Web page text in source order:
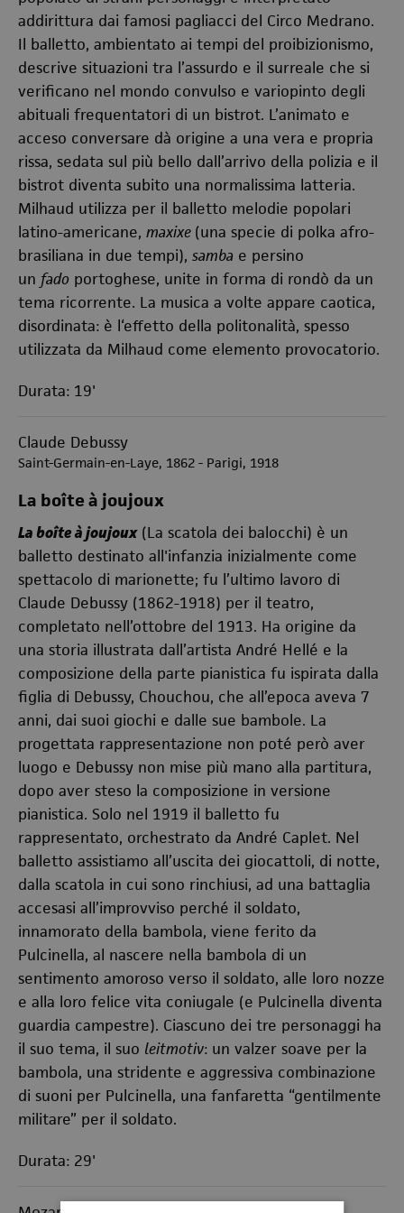
addirittura dai famosi pagliacci del Circo Medrano.
Il balletto, ambientato ai tempi del proibizionismo,
descrive situazioni tra l’assurdo e il surreale che si
verificano nel mondo convulso e variopinto degli
abituali frequentatori di un bistrot. L’animato e
acceso conversare dà origine a una vera e propria
rissa, sedata sul più bello dall’arrivo della polizia e il
bistrot diventa subito una normalissima latteria.
Milhaud utilizza per il balletto melodie popolari
latino-americane, maxixe (una specie di polka afro-
brasiliana in due tempi), samba e persino
un fado portoghese, unite in forma di rondò da un
tema ricorrente. La musica a volte appare caotica,
disordinata: è l‘effetto della politonalità, spesso
utilizzata da Milhaud come elemento provocatorio.
Durata: 19'
Claude Debussy
Saint-Germain-en-Laye, 1862 - Parigi, 1918
La boîte à joujoux
La boîte à joujoux(La scatola dei balocchi) è un
balletto destinato all'infanzia inizialmente come
spettacolo di marionette; fu l’ultimo lavoro di
Claude Debussy (1862-1918) per il teatro,
completato nell’ottobre del 1913. Ha origine da
una storia illustrata dall’artista André Hellé e la
composizione della parte pianistica fu ispirata dalla
figlia di Debussy, Chouchou, che all’epoca aveva 7
anni, dai suoi giochi e dalle sue bambole. La
progettata rappresentazione non poté però aver
luogo e Debussy non mise più mano alla partitura,
dopo aver steso la composizione in versione
pianistica. Solo nel 1919 il balletto fu
rappresentato, orchestrato da André Caplet. Nel
balletto assistiamo all’uscita dei giocattoli, di notte,
dalla scatola in cui sono rinchiusi, ad una battaglia
accesasi all’improvviso perché il soldato,
innamorato della bambola, viene ferito da
Pulcinella, al nascere nella bambola di un
sentimento amoroso verso il soldato, alle loro nozze
e alla loro felice vita coniugale (e Pulcinella diventa
guardia campestre). Ciascuno dei tre personaggi ha
il suo tema, il suo leitmotiv: un valzer soave per la
bambola, una stridente e aggressiva combinazione
di suoni per Pulcinella, una fanfaretta “gentilmente
militare” per il soldato.
Durata: 29'